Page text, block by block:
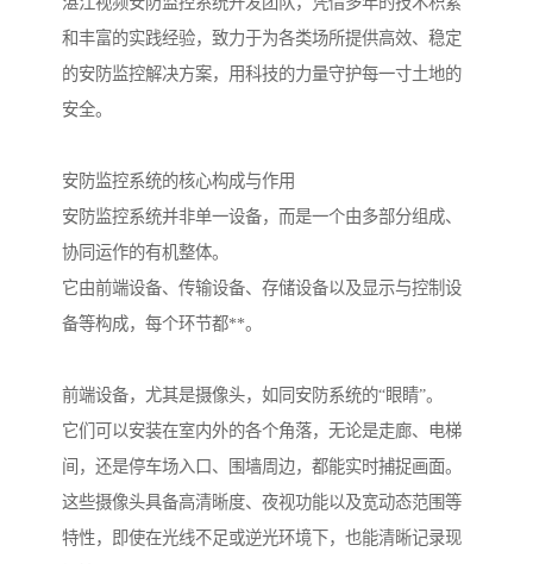
和丰富的实践经验，致力于为各类场所提供高效、稳定
的安防监控解决方案，用科技的力量守护每一寸土地的
安全。
安防监控系统的核心构成与作用
安防监控系统并非单一设备，而是一个由多部分组成、
协同运作的有机整体。
它由前端设备、传输设备、存储设备以及显示与控制设
备等构成，每个环节都**。
前端设备，尤其是摄像头，如同安防系统的“眼睛”。
它们可以安装在室内外的各个角落，无论是走廊、电梯
间，还是停车场入口、围墙周边，都能实时捕捉画面。
这些摄像头具备高清晰度、夜视功能以及宽动态范围等
特性，即使在光线不足或逆光环境下，也能清晰记录现